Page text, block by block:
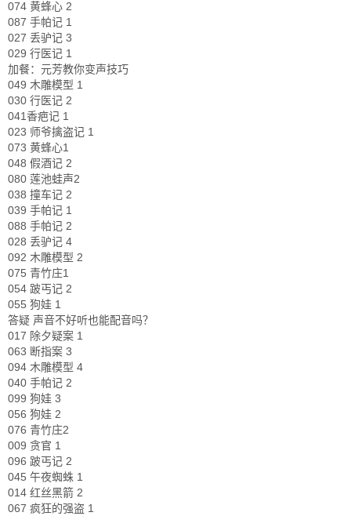
074 黄蜂心 2
087 手帕记 1
027 丢驴记 3
029 行医记 1
加餐：元芳教你变声技巧
049 木雕模型 1
030 行医记 2
041香疤记 1
023 师爷擒盗记 1
073 黄蜂心1
048 假酒记 2
080 莲池蛙声2
038 撞车记 2
039 手帕记 1
088 手帕记 2
028 丢驴记 4
092 木雕模型 2
075 青竹庄1
054 跛丐记 2
055 狗娃 1
答疑 声音不好听也能配音吗？
017 除夕疑案 1
063 断指案 3
094 木雕模型 4
040 手帕记 2
099 狗娃 3
056 狗娃 2
076 青竹庄2
009 贪官 1
096 跛丐记 2
045 午夜蜘蛛 1
014 红丝黑箭 2
067 疯狂的强盗 1